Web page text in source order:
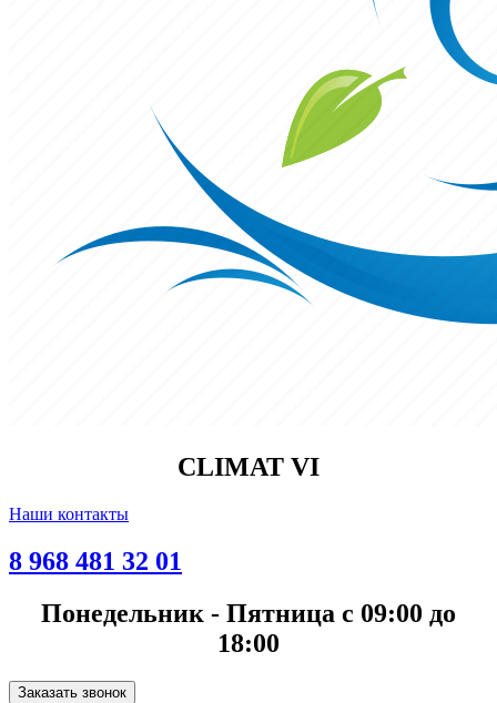
CLIMAT VI
Наши контакты
8 968 481 32 01
Понедельник - Пятница с 09:00 до
18:00
Заказать звонок